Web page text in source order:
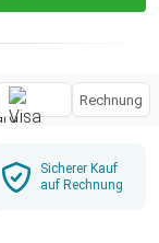
Rechnung
Sicherer Kauf
auf Rechnung